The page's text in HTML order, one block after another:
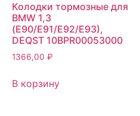
Колодки тормозные для
BMW 1,3
(E90/E91/E92/E93),
DEQST 10BPR00053000
1366,00 ₽
В корзину